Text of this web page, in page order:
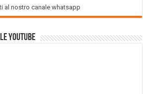
al nostro canale whatsapp
Youtube